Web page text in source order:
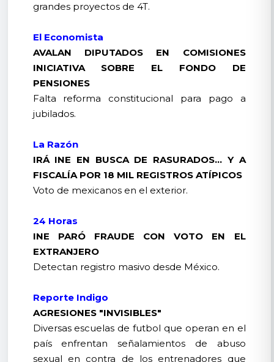
grandes proyectos de 4T.
El Economista
AVALAN DIPUTADOS EN COMISIONES
INICIATIVA SOBRE EL FONDO DE
PENSIONES
Falta reforma constitucional para pago a
jubilados.
La Razón
IRÁ INE EN BUSCA DE RASURADOS… Y A
FISCALÍA POR 18 MIL REGISTROS ATÍPICOS
Voto de mexicanos en el exterior.
24 Horas
INE PARÓ FRAUDE CON VOTO EN EL
EXTRANJERO
Detectan registro masivo desde México.
Reporte Indigo
AGRESIONES "INVISIBLES"
Diversas escuelas de futbol que operan en el
país enfrentan señalamientos de abuso
sexual en contra de los entrenadores que